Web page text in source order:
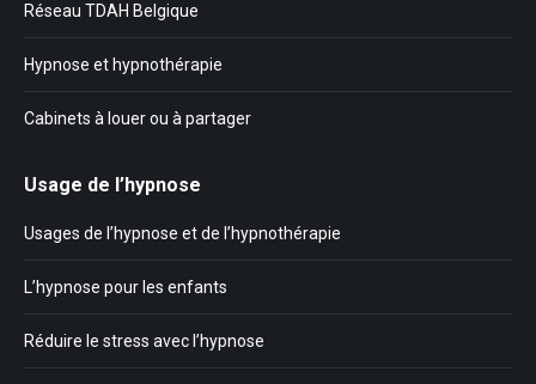
Réseau TDAH Belgique
Hypnose et hypnothérapie
Cabinets à louer ou à partager
Usage de l’hypnose
Usages de l’hypnose et de l’hypnothérapie
L’hypnose pour les enfants
Réduire le stress avec l’hypnose